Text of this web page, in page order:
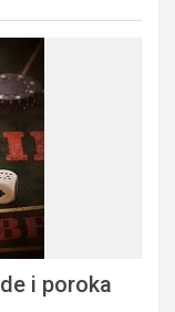
i poroka